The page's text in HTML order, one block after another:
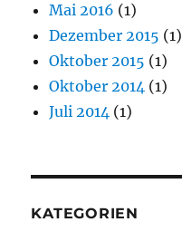
Mai 2016 (1)
Dezember 2015 (1)
Oktober 2015 (1)
Oktober 2014 (1)
Juli 2014 (1)
KATEGORIEN